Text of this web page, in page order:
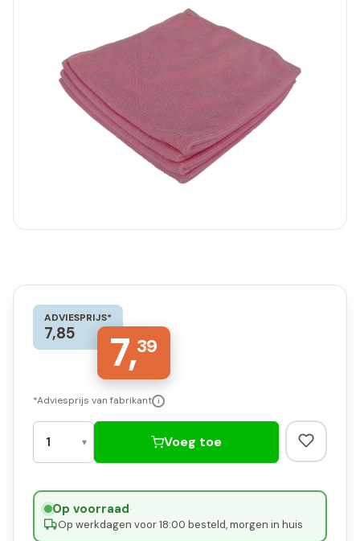
ADVIESPRIJS*
7,85 7,39
*Adviesprijs van fabrikant i
Voeg toe
Op voorraad·
Op werkdagen voor 18:00 besteld, morgen in huis